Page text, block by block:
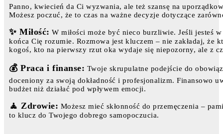
Panno, kwiecień da Ci wyzwania, ale też szansę na
Możesz poczuć, że to czas na ważne decyzje dotyczące
✨ Miłość: W miłości może być nieco burzliwie. Jeśli jesteś
końca Cię rozumie. Rozmowa jest kluczem – nie zakładaj, że
kogoś, kto na pierwszy rzut oka wydaje się niepozorny, ale z
💰 Praca i finanse: Twoje skrupulatne podejście do
doceniony za swoją dokładność i profesjonalizm. Finansowo
budżet niż działać pod wpływem emocji.
🧘 Zdrowie: Możesz mieć skłonność do przemęczenia –
to klucz do Twojego dobrego samopoczucia.